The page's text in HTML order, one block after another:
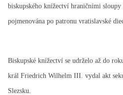
biskupského knížectví hraničními sloupy
pojmenována po patronu vratislavské
Biskupské knížectví se udrželo až do
král Friedrich Wilhelm III. vydal akt
Slezsku.